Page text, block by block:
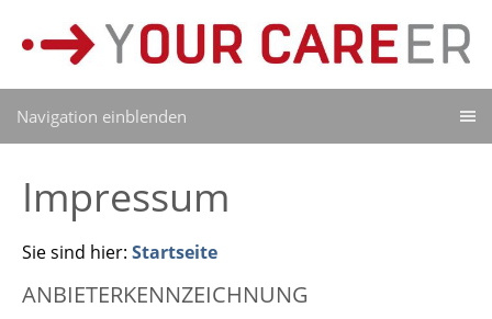
Navigation einblenden
Impressum
Sie sind hier: Startseite
ANBIETERKENNZEICHNUNG